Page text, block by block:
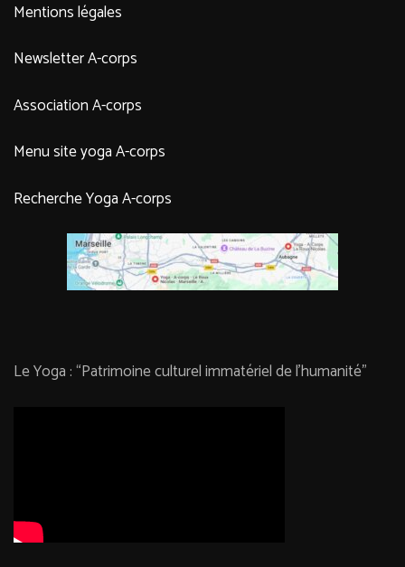
Mentions légales
Newsletter A-corps
Association A-corps
Menu site yoga A-corps
Recherche Yoga A-corps
Le Yoga : “Patrimoine culturel immatériel de l’humanité”